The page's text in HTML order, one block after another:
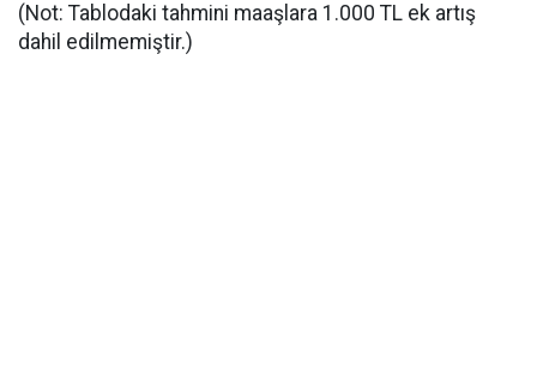
(Not: Tablodaki tahmini maaşlara 1.000 TL ek artış
dahil edilmemiştir.)